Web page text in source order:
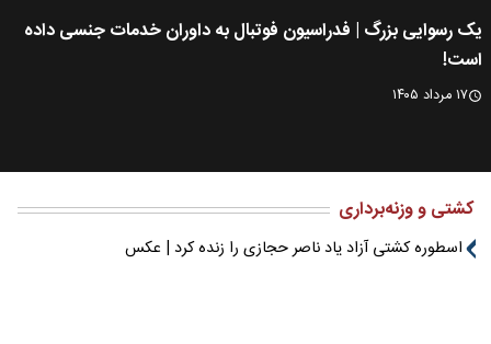
یک رسوایی بزرگ | فدراسیون فوتبال به داوران خدمات جنسی داده
است!
۱۷ مرداد ۱۴۰۵
کشتی و وزنه‌برداری
اسطوره کشتی آزاد یاد ناصر حجازی را زنده کرد | عکس